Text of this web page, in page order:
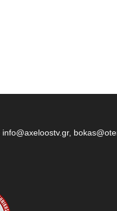
info@axeloostv.gr,